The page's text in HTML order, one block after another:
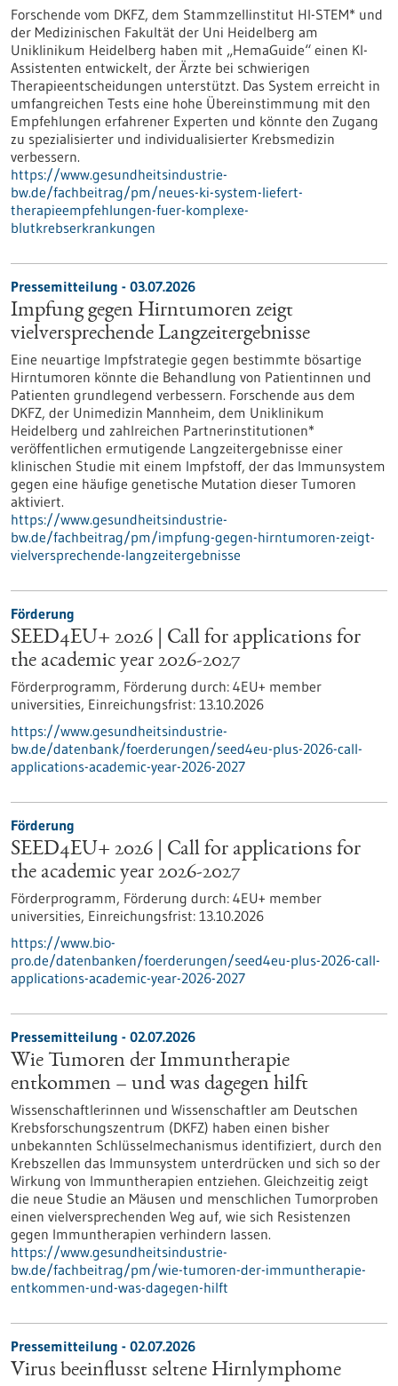
Forschende vom DKFZ, dem Stammzellinstitut HI-STEM* und
der Medizinischen Fakultät der Uni Heidelberg am
Uniklinikum Heidelberg haben mit „HemaGuide“ einen KI-
Assistenten entwickelt, der Ärzte bei schwierigen
Therapieentscheidungen unterstützt. Das System erreicht in
umfangreichen Tests eine hohe Übereinstimmung mit den
Empfehlungen erfahrener Experten und könnte den Zugang
zu spezialisierter und individualisierter Krebsmedizin
verbessern.
https://www.gesundheitsindustrie-
bw.de/fachbeitrag/pm/neues-ki-system-liefert-
therapieempfehlungen-fuer-komplexe-
blutkrebserkrankungen
Pressemitteilung - 03.07.2026
Impfung gegen Hirntumoren zeigt
vielversprechende Langzeitergebnisse
Eine neuartige Impfstrategie gegen bestimmte bösartige
Hirntumoren könnte die Behandlung von Patientinnen und
Patienten grundlegend verbessern. Forschende aus dem
DKFZ, der Unimedizin Mannheim, dem Uniklinikum
Heidelberg und zahlreichen Partnerinstitutionen*
veröffentlichen ermutigende Langzeitergebnisse einer
klinischen Studie mit einem Impfstoff, der das Immunsystem
gegen eine häufige genetische Mutation dieser Tumoren
aktiviert.
https://www.gesundheitsindustrie-
bw.de/fachbeitrag/pm/impfung-gegen-hirntumoren-zeigt-
vielversprechende-langzeitergebnisse
Förderung
SEED4EU+ 2026 | Call for applications for
the academic year 2026-2027
Förderprogramm, Förderung durch: 4EU+ member
universities, Einreichungsfrist: 13.10.2026
https://www.gesundheitsindustrie-
bw.de/datenbank/foerderungen/seed4eu-plus-2026-call-
applications-academic-year-2026-2027
Förderung
SEED4EU+ 2026 | Call for applications for
the academic year 2026-2027
Förderprogramm, Förderung durch: 4EU+ member
universities, Einreichungsfrist: 13.10.2026
https://www.bio-
pro.de/datenbanken/foerderungen/seed4eu-plus-2026-call-
applications-academic-year-2026-2027
Pressemitteilung - 02.07.2026
Wie Tumoren der Immuntherapie
entkommen – und was dagegen hilft
Wissenschaftlerinnen und Wissenschaftler am Deutschen
Krebsforschungszentrum (DKFZ) haben einen bisher
unbekannten Schlüsselmechanismus identifiziert, durch den
Krebszellen das Immunsystem unterdrücken und sich so der
Wirkung von Immuntherapien entziehen. Gleichzeitig zeigt
die neue Studie an Mäusen und menschlichen Tumorproben
einen vielversprechenden Weg auf, wie sich Resistenzen
gegen Immuntherapien verhindern lassen.
https://www.gesundheitsindustrie-
bw.de/fachbeitrag/pm/wie-tumoren-der-immuntherapie-
entkommen-und-was-dagegen-hilft
Pressemitteilung - 02.07.2026
Virus beeinflusst seltene Hirnlymphome